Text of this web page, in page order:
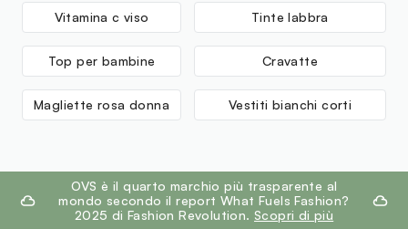
Vitamina c viso Tinte labbra
Top per bambine Cravatte
Magliette rosa donna Vestiti bianchi corti
footer.ariatitleOVS è il quarto marchio più trasparente al
mondo secondo il report What Fuels Fashion?
2025 di Fashion Revolution. Scopri di più